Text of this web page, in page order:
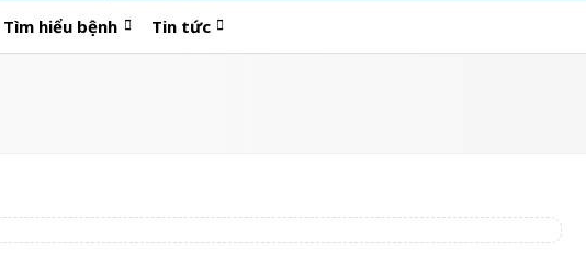
Tìm hiểu bệnh Tin tức